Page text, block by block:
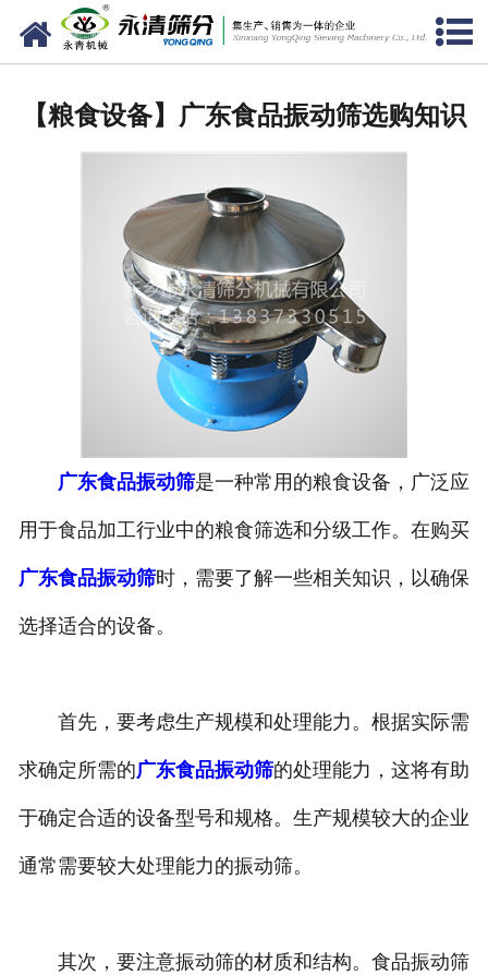
网站首页
资质荣誉
服务准则
视频中心
【粮食设备】广东食品振动筛选购知识
广东食品振动筛是一种常用的粮食设备，广泛应
用于食品加工行业中的粮食筛选和分级工作。在购买
广东食品振动筛时，需要了解一些相关知识，以确保
选择适合的设备。
首先，要考虑生产规模和处理能力。根据实际需
求确定所需的广东食品振动筛的处理能力，这将有助
于确定合适的设备型号和规格。生产规模较大的企业
通常需要较大处理能力的振动筛。
其次，要注意振动筛的材质和结构。食品振动筛